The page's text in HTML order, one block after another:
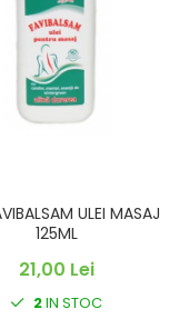
ULEI MASAJ
125ML
21,00 Lei
2IN STOC